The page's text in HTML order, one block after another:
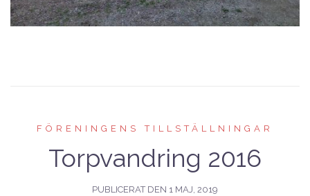
FÖRENINGENS TILLSTÄLLNINGAR
Torpvandring 2016
PUBLICERAT DEN 1 MAJ, 2019